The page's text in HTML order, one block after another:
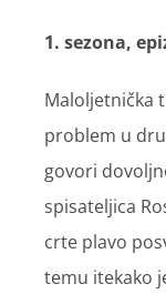
1. sezona,
Maloljetnička
problem u
govori
spisateljica
crte plavo
temu itekako